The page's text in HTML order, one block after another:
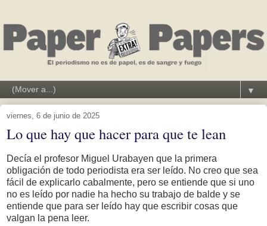
▼
viernes, 6 de junio de 2025
Lo que hay que hacer para que te lean
Decía el profesor Miguel Urabayen que la primera
obligación de todo periodista era ser leído. No creo que sea
fácil de explicarlo cabalmente, pero se entiende que si uno
no es leído por nadie ha hecho su trabajo de balde y se
entiende que para ser leído hay que escribir cosas que
valgan la pena leer.